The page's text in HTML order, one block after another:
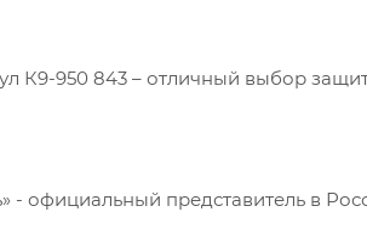
К9-950 843 – отличный выбор
официальный представитель в